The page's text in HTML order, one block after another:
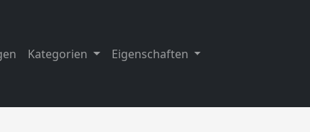
Kategorien Eigenschaften